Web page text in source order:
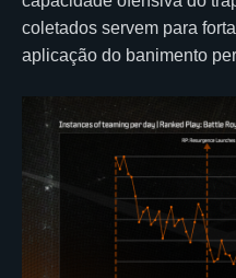
coletados servem para
aplicação do banimento